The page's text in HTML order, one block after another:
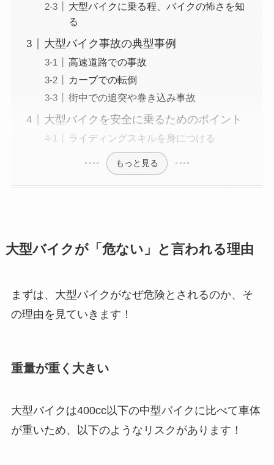
大型バイクに乗る程、バイクの怖さを知
る
大型バイク事故の典型事例
高速道路での事故
カーブでの転倒
街中での追突や巻き込み事故
大型バイクを安全に乗るためのポイント
ライディングスキルを身につける
もっと見る
大型バイクが「危ない」と言われる理由
まずは、大型バイクがなぜ危険とされるのか、そ
の理由を見ていきます！
重量が重く大きい
大型バイクは400cc以下の中型バイクに比べて車体
が重いため、以下のようなリスクがあります！